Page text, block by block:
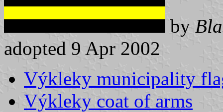
by
adopted 9 Apr 2002
Výkleky municipality
Výkleky coat of arms